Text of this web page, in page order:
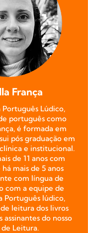
França
Português Lúdico,
português como
é formada em
pós graduação em
e institucional.
de 11 anos com
mais de 5 anos
com língua de
com a equipe de
Português lúdico,
leitura dos livros
assinantes do nosso
Leitura.